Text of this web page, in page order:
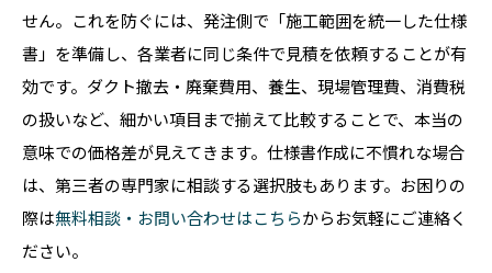
せん。これを防ぐには、発注側で「施工範囲を統一した仕様
書」を準備し、各業者に同じ条件で見積を依頼することが有
効です。ダクト撤去・廃棄費用、養生、現場管理費、消費税
の扱いなど、細かい項目まで揃えて比較することで、本当の
意味での価格差が見えてきます。仕様書作成に不慣れな場合
は、第三者の専門家に相談する選択肢もあります。お困りの
際は無料相談・お問い合わせはこちらからお気軽にご連絡く
ださい。